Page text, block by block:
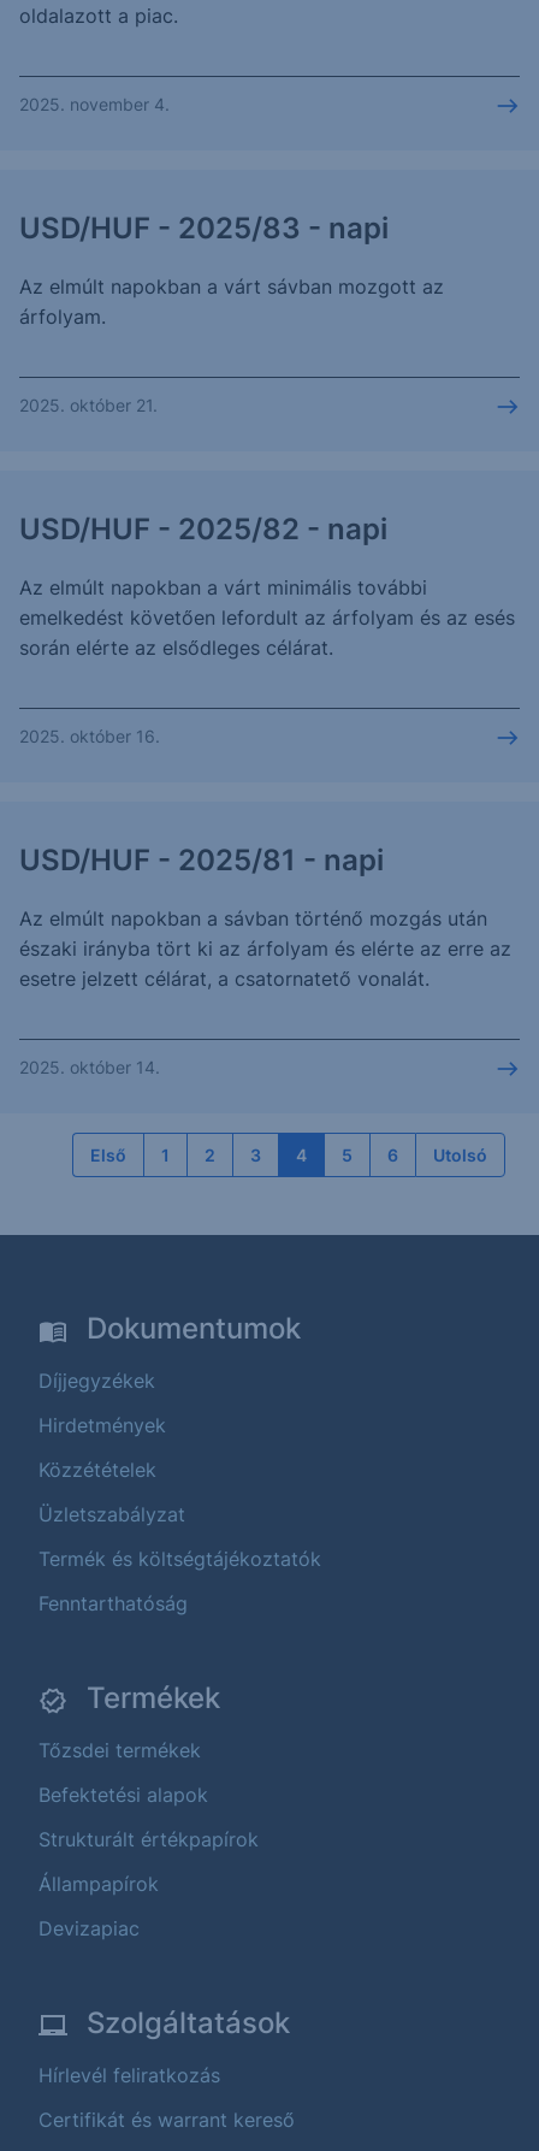
oldalazott a piac.
2025. november 4.
USD/HUF - 2025/83 - napi
Az elmúlt napokban a várt sávban mozgott az
árfolyam.
2025. október 21.
USD/HUF - 2025/82 - napi
Az elmúlt napokban a várt minimális további
emelkedést követően lefordult az árfolyam és az esés
során elérte az elsődleges célárat.
2025. október 16.
USD/HUF - 2025/81 - napi
Az elmúlt napokban a sávban történő mozgás után
északi irányba tört ki az árfolyam és elérte az erre az
esetre jelzett célárat, a csatornatető vonalát.
2025. október 14.
Első 1 2 3 4 5 6 Utolsó
Dokumentumok
Díjjegyzékek
Hirdetmények
Közzétételek
Üzletszabályzat
Termék és költségtájékoztatók
Fenntarthatóság
Termékek
Tőzsdei termékek
Befektetési alapok
Strukturált értékpapírok
Állampapírok
Devizapiac
Szolgáltatások
Hírlevél feliratkozás
Certifikát és warrant kereső